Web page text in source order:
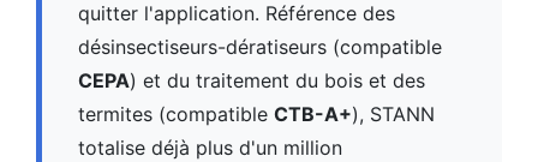
quitter l'application. Référence des
désinsectiseurs-dératiseurs (compatible
CEPA) et du traitement du bois et des
termites (compatible CTB-A+), STANN
totalise déjà plus d'un million